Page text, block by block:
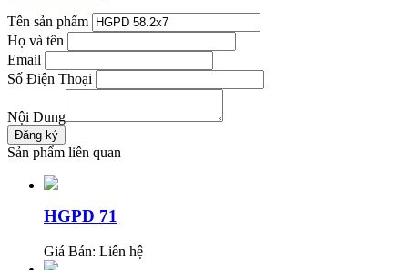
Tên sản phẩm
Họ và tên
Email
Số Điện Thoại
Nội Dung
Sản phẩm liên quan
HGPD 71
Giá Bán: Liên hệ